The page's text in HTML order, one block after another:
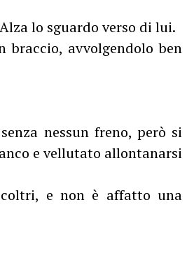
lo sguardo verso di lui.
avvolgendolo ben
nessun freno, però si
e vellutato allontanarsi
e non è affatto una